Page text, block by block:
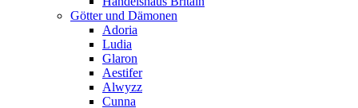
Götter und Dämonen
Adoria
Ludia
Glaron
Aestifer
Alwyzz
Cunna